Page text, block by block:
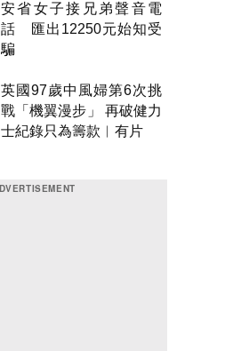
安省女子接兄弟聲音電
話 匯出12250元始知受
騙
英國97歲中風婦第6次挑
戰「機翼漫步」 再破健力
士紀錄只為籌款︱有片